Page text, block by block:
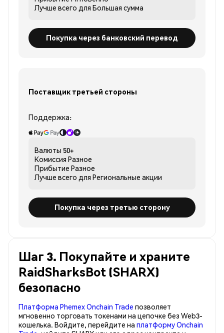
Лучше всего для Большая сумма
Покупка через банковский перевод
Поставщик третьей стороны
Поддержка:
Валюты 50+
Комиссия Разное
Прибытие Разное
Лучше всего для Региональные акции
Покупка через третью сторону
Шаг 3. Покупайте и храните
RaidSharksBot (SHARX)
безопасно
Платформа Phemex Onchain Trade позволяет
мгновенно торговать токенами на цепочке без Web3-
кошелька. Войдите, перейдите на платформу Onchain